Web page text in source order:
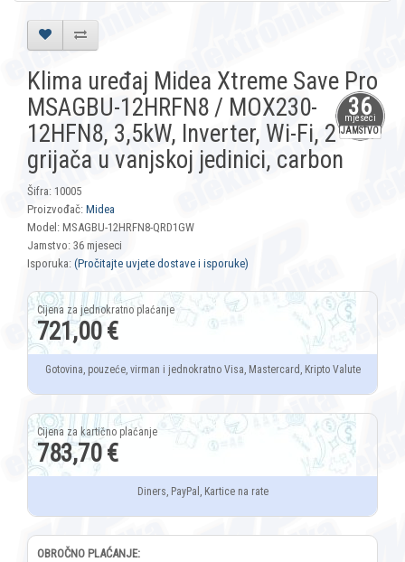
36
mjeseci
JAMSTVO
Klima uređaj Midea Xtreme Save Pro
MSAGBU-12HRFN8 / MOX230-
12HFN8, 3,5kW, Inverter, Wi-Fi, 2
grijača u vanjskoj jedinici, carbon
Šifra: 10005
Proizvođač: Midea
Model: MSAGBU-12HRFN8-QRD1GW
Jamstvo: 36 mjeseci
Isporuka: (Pročitajte uvjete dostave i isporuke)
721,00 €
Gotovina, pouzeće, virman i jednokratno Visa, Mastercard, Kripto Valute
783,70 €
Diners, PayPal, Kartice na rate
OBROČNO PLAĆANJE: